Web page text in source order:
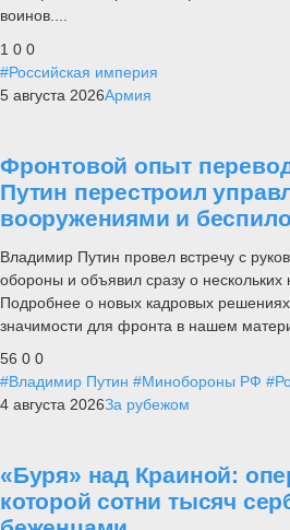
воинов....
1 0 0
#Российская империя
5 августа 2026Армия
Фронтовой опыт
Путин перестроил
вооружениями и
Владимир Путин провел встречу с
обороны и объявил сразу о нескольких
Подробнее о новых кадровых решениях
значимости для фронта в нашем
56 0 0
#Владимир Путин #Минобороны РФ
4 августа 2026За рубежом
«Буря» над Краиной:
которой сотни тысяч